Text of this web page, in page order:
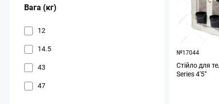
Вага (кг)
12
14.5
43
47
№17044
Стійло для
Series 4'5"